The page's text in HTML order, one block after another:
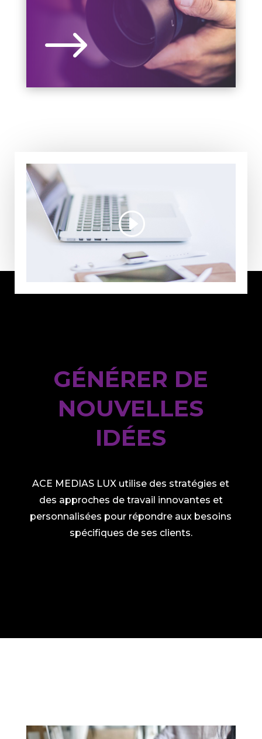
$
GÉNÉRER DE
NOUVELLES
IDÉES
ACE MEDIAS LUX utilise des stratégies et
des approches de travail innovantes et
personnalisées pour répondre aux besoins
spécifiques de ses clients.